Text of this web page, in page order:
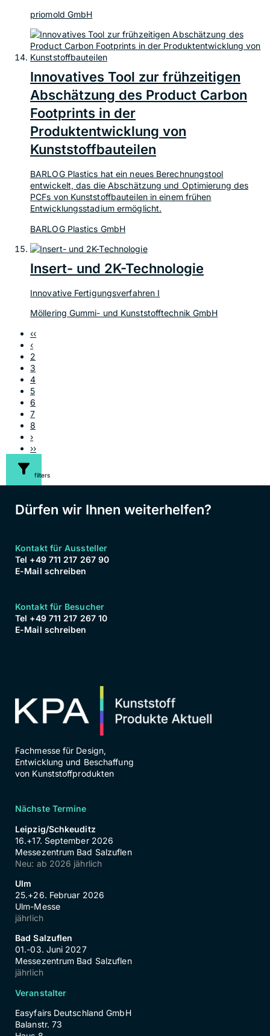
priomold GmbH
Innovatives Tool zur frühzeitigen
Abschätzung des Product Carbon
Footprints in der
Produktentwicklung von
Kunststoffbauteilen
BARLOG Plastics hat ein neues Berechnungstool
entwickelt, das die Abschätzung und Optimierung des
PCFs von Kunststoffbauteilen in einem frühen
Entwicklungsstadium ermöglicht.
BARLOG Plastics GmbH
Insert- und 2K-Technologie
Innovative Fertigungsverfahren I
Möllering Gummi- und Kunststofftechnik GmbH
‹‹
‹
2
3
4
5
6
7
8
›
››
filters
Dürfen wir Ihnen weiterhelfen?
Kontakt für Aussteller
Tel +49 711 217 267 90
E-Mail schreiben
Kontakt für Besucher
Tel +49 711 217 267 10
E-Mail schreiben
Fachmesse für Design,
Entwicklung und Beschaffung
von Kunststoffprodukten
Nächste Termine
Leipzig/Schkeuditz
16.+17. September 2026
Messezentrum Bad Salzuflen
Neu: ab 2026 jährlich
Ulm
25.+26. Februar 2026
Ulm-Messe
jährlich
Bad Salzuflen
01.-03. Juni 2027
Messezentrum Bad Salzuflen
jährlich
Veranstalter
Easyfairs Deutschland GmbH
Balanstr. 73